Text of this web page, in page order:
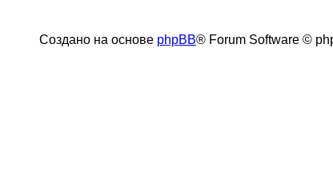
Создано на основе phpBB® Forum Software ©